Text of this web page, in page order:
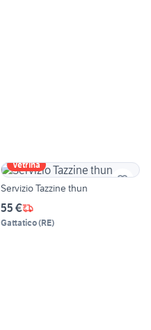
Vetrina
Servizio Tazzine thun
55 €
Gattatico(RE)